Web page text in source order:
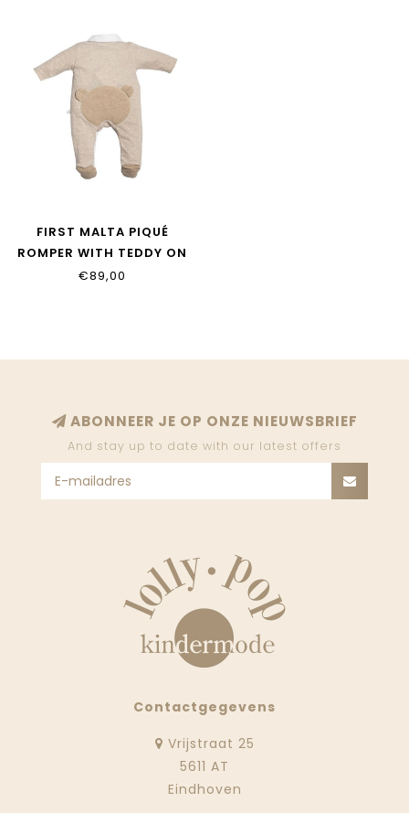
FIRST MALTA PIQUÉ
ROMPER WITH TEDDY ON
BACK 6213118_3501
€89,00
ABONNEER JE OP ONZE NIEUWSBRIEF
And stay up to date with our latest offers
Contactgegevens
Vrijstraat 25
5611 AT
Eindhoven